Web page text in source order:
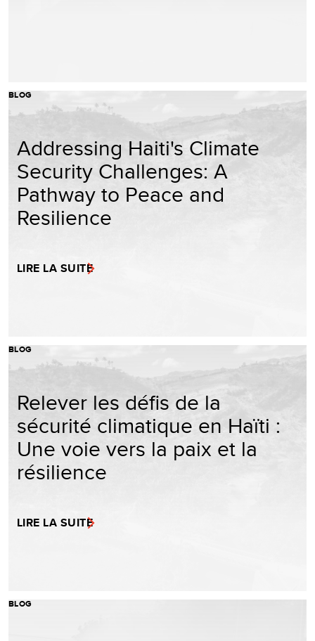
BLOG
Addressing Haiti's Climate
Security Challenges: A
Pathway to Peace and
Resilience
LIRE LA SUITE
BLOG
Relever les défis de la
sécurité climatique en Haïti :
Une voie vers la paix et la
résilience
LIRE LA SUITE
BLOG